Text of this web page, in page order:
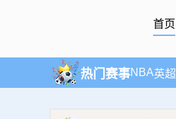
首页
热门赛事NBA英超